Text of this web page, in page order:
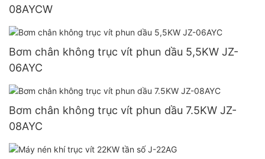
08AYCW
Bơm chân không trục vít phun dầu 5,5KW JZ-
06AYC
Bơm chân không trục vít phun dầu 7.5KW JZ-
08AYC